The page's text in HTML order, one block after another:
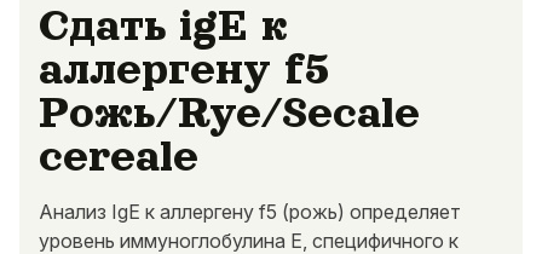
Сдать igE к
аллергену f5
Рожь/Rye/Secale
cereale
Анализ IgE к аллергену f5 (рожь) определяет
уровень иммуноглобулина E, специфичного к